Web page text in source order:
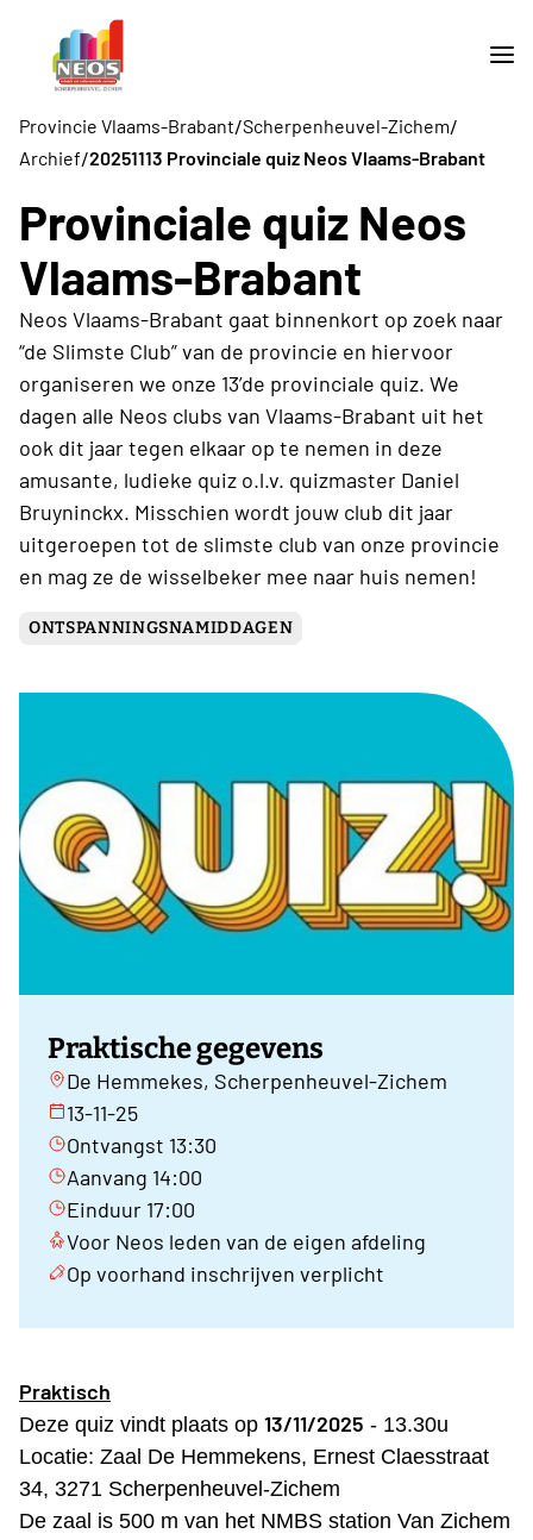
Provincie Vlaams-Brabant/Scherpenheuvel-Zichem/
Archief/20251113 Provinciale quiz Neos Vlaams-Brabant
Provinciale quiz Neos
Vlaams-Brabant
Neos Vlaams-Brabant gaat binnenkort op zoek naar
“de Slimste Club” van de provincie en hiervoor
organiseren we onze 13’de provinciale quiz. We
dagen alle Neos clubs van Vlaams-Brabant uit het
ook dit jaar tegen elkaar op te nemen in deze
amusante, ludieke quiz o.l.v. quizmaster Daniel
Bruyninckx. Misschien wordt jouw club dit jaar
uitgeroepen tot de slimste club van onze provincie
en mag ze de wisselbeker mee naar huis nemen!
ONTSPANNINGSNAMIDDAGEN
Praktische gegevens
De Hemmekes, Scherpenheuvel-Zichem
13-11-25
Ontvangst 13:30
Aanvang 14:00
Einduur 17:00
Voor Neos leden van de eigen afdeling
Op voorhand inschrijven verplicht
Praktisch
Deze quiz vindt plaats op 13/11/2025 - 13.30u
Locatie: Zaal De Hemmekens, Ernest Claesstraat
34, 3271 Scherpenheuvel-Zichem
De zaal is 500 m van het NMBS station Van Zichem